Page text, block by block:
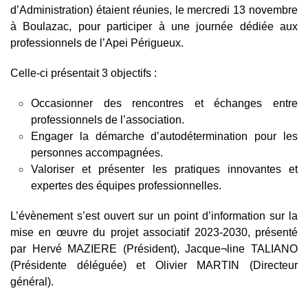
d’Administration) étaient réunies, le mercredi 13 novembre
à Boulazac, pour participer à une journée dédiée aux
professionnels de l’Apei Périgueux.
Celle-ci présentait 3 objectifs :
Occasionner des rencontres et échanges entre
professionnels de l’association.
Engager la démarche d’autodétermination pour les
personnes accompagnées.
Valoriser et présenter les pratiques innovantes et
expertes des équipes professionnelles.
L’évènement s’est ouvert sur un point d’information sur la
mise en œuvre du projet associatif 2023-2030, présenté
par Hervé MAZIERE (Président), Jacque¬line TALIANO
(Présidente déléguée) et Olivier MARTIN (Directeur
général).